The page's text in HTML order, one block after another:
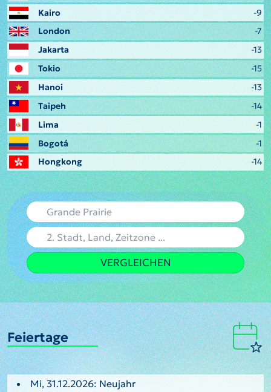
Kairo
-9
London
-7
Jakarta
-13
Tokio
-15
Hanoi
-13
Taipeh
-14
Lima
-1
Bogotá
-1
Hongkong
-14
VERGLEICHEN
Feiertage
Mi, 31.12.2026: Neujahr